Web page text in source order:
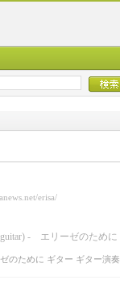
erisa/
guitar) - エリーゼのために
のために ギター ギター演奏